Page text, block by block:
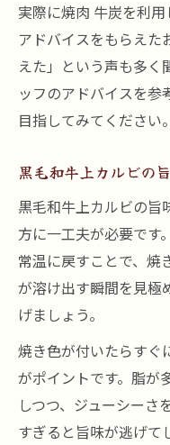
実際に焼肉 牛炭を利
アドバイスをもらえた
えた」という声も多く
ッフのアドバイスを参
目指してみてください。
黒毛和牛上カルビの
黒毛和牛上カルビの旨
方に一工夫が必要です
常温に戻すことで、焼
が溶け出す瞬間を見極
げましょう。
焼き色が付いたらすぐ
がポイントです。脂が
しつつ、ジューシーさ
すぎると旨味が逃げて